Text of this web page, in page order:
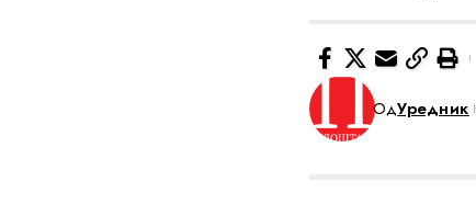
ОдУредник